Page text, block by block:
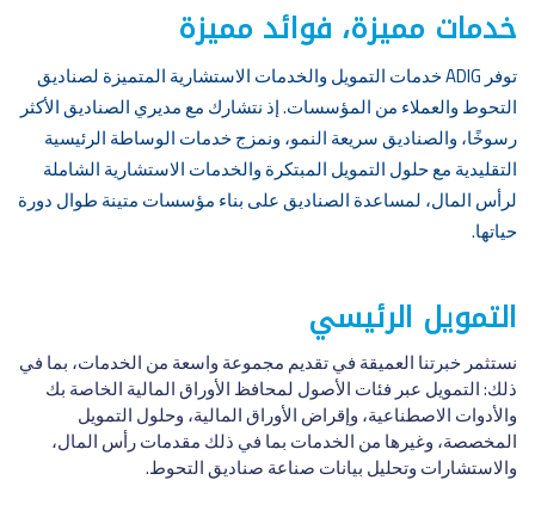
خدمات مميزة، فوائد مميزة
توفر ADIG خدمات التمويل والخدمات الاستشارية المتميزة لصناديق
التحوط والعملاء من المؤسسات. إذ نتشارك مع مديري الصناديق الأكثر
رسوخًا، والصناديق سريعة النمو، ونمزج خدمات الوساطة الرئيسية
التقليدية مع حلول التمويل المبتكرة والخدمات الاستشارية الشاملة
لرأس المال، لمساعدة الصناديق على بناء مؤسسات متينة طوال دورة
حياتها.
التمويل الرئيسي
نستثمر خبرتنا العميقة في تقديم مجموعة واسعة من الخدمات، بما في
ذلك: التمويل عبر فئات الأصول لمحافظ الأوراق المالية الخاصة بك
والأدوات الاصطناعية، وإقراض الأوراق المالية، وحلول التمويل
المخصصة، وغيرها من الخدمات بما في ذلك مقدمات رأس المال،
والاستشارات وتحليل بيانات صناعة صناديق التحوط.